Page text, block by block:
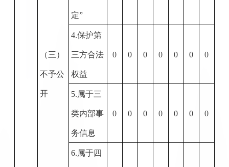
（三）
不予公
开
定”
4.保护第
三方合法
权益
0 0 0 0 0 0 0
5.属于三
类内部事
务信息
0 0 0 0 0 0 0
6.属于四